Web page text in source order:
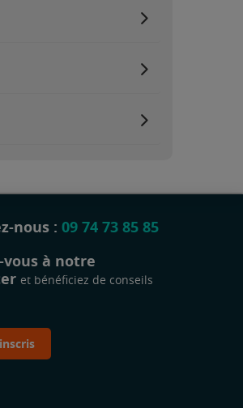
nous : 09 74 73 85 85
vous à notre
et bénéficiez de conseils